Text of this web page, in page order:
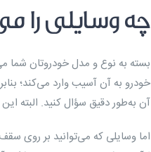
چه وسایلی را
بسته به نوع و مدل خودروتان
خودرو به آن آسیب وارد می‌کند؛
آن به‌طور دقیق سؤال کنید. البته
اما وسایلی که می‌توانید بر روی